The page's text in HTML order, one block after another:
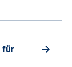
für